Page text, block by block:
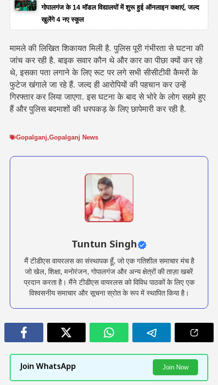
गोपालगंज के 14 मॉडल विद्यालयों में शुरू हुई ऑनलाइन कक्षाएं, जल्द
खुलेंगे 4 नए स्कूल
मामले की लिखित शिकायत मिली है. पुलिस पूरी गंभीरता से घटना की
जांच कर रही है. बाइक सवार कौन थे और कार का पीछा क्यों कर रहे
थे, इसका पता लगाने के लिए रूट पर लगे सभी सीसीटीवी कैमरों के
फुटेज खंगाले जा रहे हैं. जल्द ही आरोपियों की पहचान कर उन्हें
गिरफ्तार कर लिया जाएगा. इस घटना के बाद से भोरे के लोग सहमे हुए
हैं और पुलिस बदमाशों की धरपकड़ के लिए छापेमारी कर रही है.
Gopalganj,Gopalganj News
Tuntun Singh
मैं टीडीएस वायरलस का संस्थापक हूँ, जो एक गतिशील समाचार मंच है
जो खेल, शिक्षा, मनोरंजन, गोपालगंज और अन्य क्षेत्रों की ताज़ा खबरें
प्रदान करता है। मैंने टीडीएस वायरलस को विविध पाठकों के लिए एक
विश्वसनीय समाचार और सूचना स्रोत के रूप में स्थापित किया है।
Join WhatsApp Join Now